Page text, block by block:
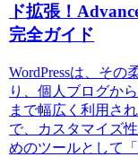
ド拡張！
完全ガイド
WordPressは、その
り、個人ブログか
まで幅広く利用さ
で、カスタマイズ
めのツールとして